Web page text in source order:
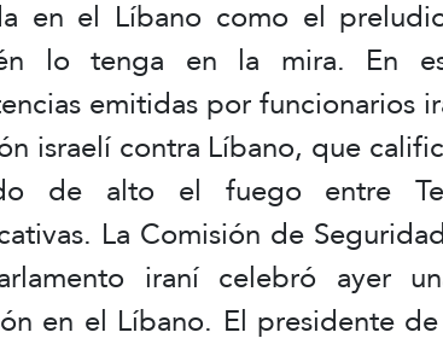
en el Líbano como el
lo tenga en la mira. En
emitidas por funcionarios
israelí contra Líbano, que
de alto el fuego entre
La Comisión de
iraní celebró ayer
en el Líbano. El presidente